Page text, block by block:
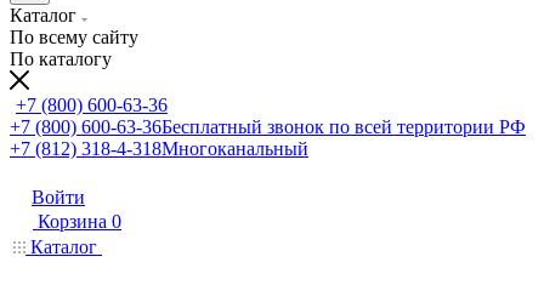
Каталог
По всему сайту
По каталогу
+7 (800) 600-63-36
+7 (800) 600-63-36Бесплатный звонок по всей территории РФ
+7 (812) 318-4-318Многоканальный
Войти
Корзина 0
Каталог